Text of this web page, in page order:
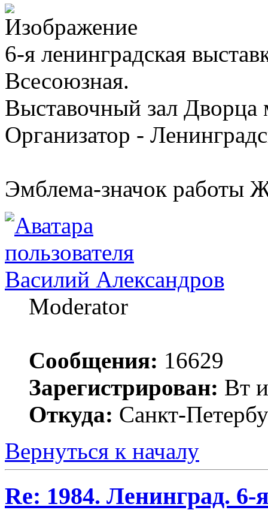
6-я ленинградская
Всесоюзная.
Выставочный зал
Организатор -
Эмблема-значок работы
Василий Александров
Moderator
Сообщения: 16629
Зарегистрирован: Вт
Откуда: Санкт-
Вернуться к началу
Re: 1984. Ленинград.